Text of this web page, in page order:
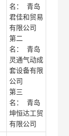
名： 青岛
君佳和贸易
有限公司
第二
名： 青岛
灵通气动成
套设备有限
公司
第三
名： 青岛
坤恒达工贸
有限公司